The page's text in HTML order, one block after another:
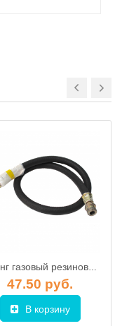
Шланг газовый резиновый ГхШ, длина 5,0м
47.50 руб.
В корзину